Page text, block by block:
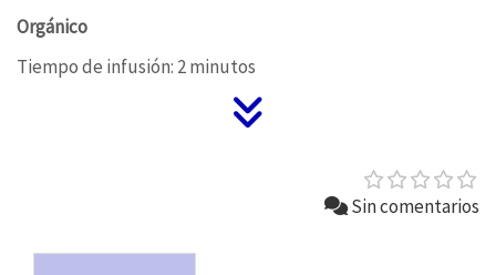
Orgánico
Tiempo de infusión: 2 minutos
Sin comentarios